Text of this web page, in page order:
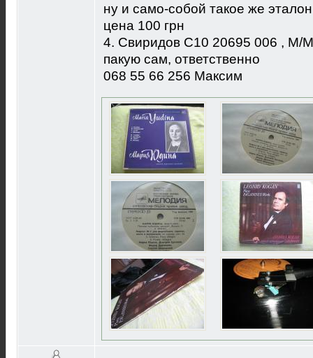
ну и само-собой такое же
цена 100 грн
4. Свиридов С10 20695 006 , M/
пакую сам, ответственно
068 55 66 256 Максим